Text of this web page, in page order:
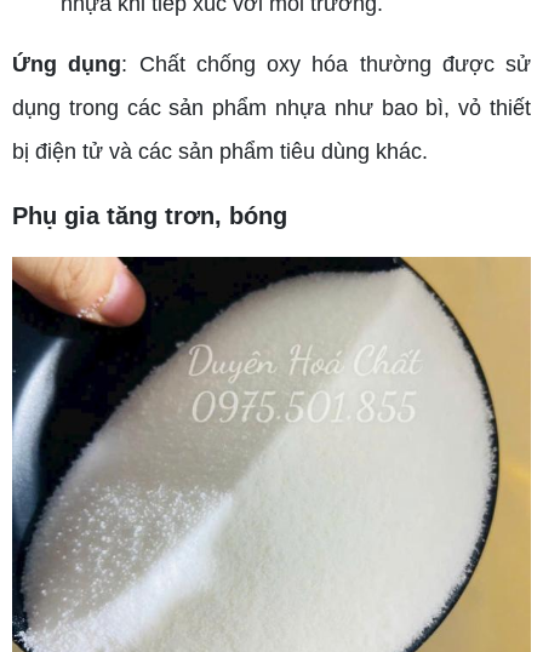
Ứng dụng: Chất chống oxy hóa thường được sử
dụng trong các sản phẩm nhựa như bao bì, vỏ thiết
bị điện tử và các sản phẩm tiêu dùng khác.
Phụ gia tăng trơn, bóng